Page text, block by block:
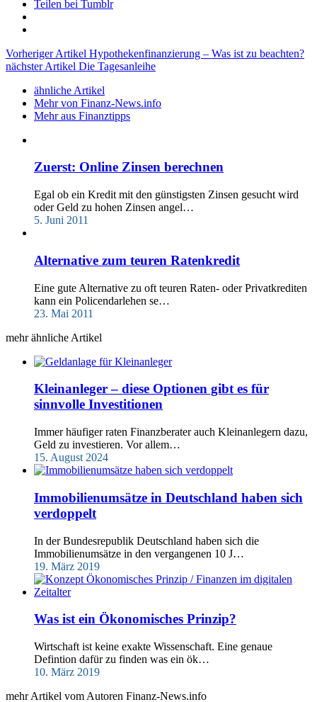
Teilen bei Tumblr
Vorheriger Artikel Hypothekenfinanzierung – Was ist zu beachten?
nächster Artikel Die Tagesanleihe
ähnliche Artikel
Mehr von Finanz-News.info
Mehr aus Finanztipps
Zuerst: Online Zinsen berechnen
Egal ob ein Kredit mit den günstigsten Zinsen gesucht wird
oder Geld zu hohen Zinsen angel…
5. Juni 2011
Alternative zum teuren Ratenkredit
Eine gute Alternative zu oft teuren Raten- oder Privatkrediten
kann ein Policendarlehen se…
23. Mai 2011
mehr ähnliche Artikel
Kleinanleger – diese Optionen gibt es für
sinnvolle Investitionen
Immer häufiger raten Finanzberater auch Kleinanlegern dazu,
Geld zu investieren. Vor allem…
15. August 2024
Immobilienumsätze in Deutschland haben sich
verdoppelt
In der Bundesrepublik Deutschland haben sich die
Immobilienumsätze in den vergangenen 10 J…
19. März 2019
Was ist ein Ökonomisches Prinzip?
Wirtschaft ist keine exakte Wissenschaft. Eine genaue
Defintion dafür zu finden was ein ök…
10. März 2019
mehr Artikel vom Autoren Finanz-News.info